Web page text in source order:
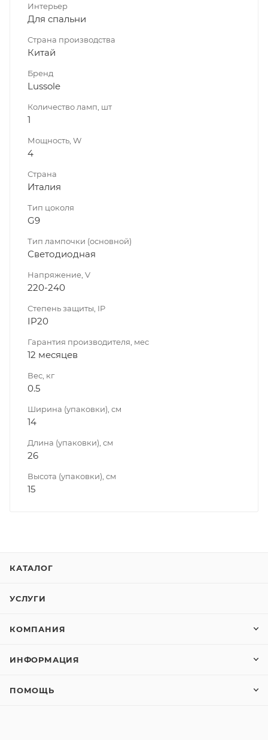
Интерьер
Для спальни
Страна производства
Китай
Бренд
Lussole
Количество ламп, шт
1
Мощность, W
4
Страна
Италия
Тип цоколя
G9
Тип лампочки (основной)
Светодиодная
Напряжение, V
220-240
Степень защиты, IP
IP20
Гарантия производителя, мес
12 месяцев
Вес, кг
0.5
Ширина (упаковки), см
14
Длина (упаковки), см
26
Высота (упаковки), см
15
КАТАЛОГ
УСЛУГИ
КОМПАНИЯ
ИНФОРМАЦИЯ
ПОМОЩЬ